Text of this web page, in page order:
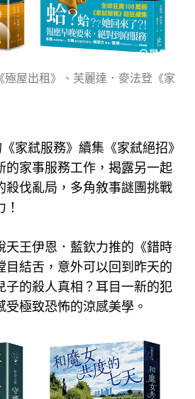
殛屋出租》、芙麗達．麥法登《家
家弒服務》續集《家弒絕招》
的家事服務工作，揭露另一起
殺伐亂局，多角敘事謎團挑戰
天王伊恩．藍欽力推的《錯時
目結舌，意外可以回到昨天的
子的殺人真相？耳目一新的犯
極致恐怖的涼感美學。